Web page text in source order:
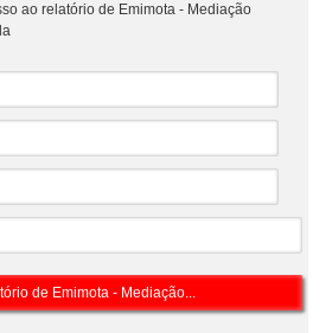
ao relatório de Emimota - Mediação